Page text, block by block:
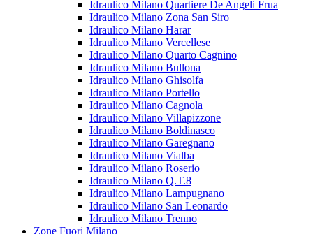
Idraulico Milano Quartiere De Angeli Frua
Idraulico Milano Zona San Siro
Idraulico Milano Harar
Idraulico Milano Vercellese
Idraulico Milano Quarto Cagnino
Idraulico Milano Bullona
Idraulico Milano Ghisolfa
Idraulico Milano Portello
Idraulico Milano Cagnola
Idraulico Milano Villapizzone
Idraulico Milano Boldinasco
Idraulico Milano Garegnano
Idraulico Milano Vialba
Idraulico Milano Roserio
Idraulico Milano Q.T.8
Idraulico Milano Lampugnano
Idraulico Milano San Leonardo
Idraulico Milano Trenno
Zone Fuori Milano